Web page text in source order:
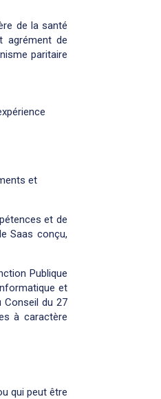
de la santé
agrément de
paritaire
et
et de
Saas conçu,
Publique
et
Conseil du 27
à caractère
qui peut être